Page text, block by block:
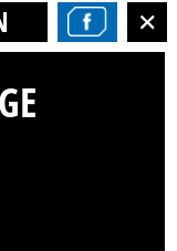
RANGE